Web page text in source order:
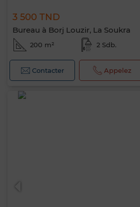
3 500 TND
Bureau à Borj Louzir, La Soukra
200 m² 2 Sdb.
Contacter Appelez